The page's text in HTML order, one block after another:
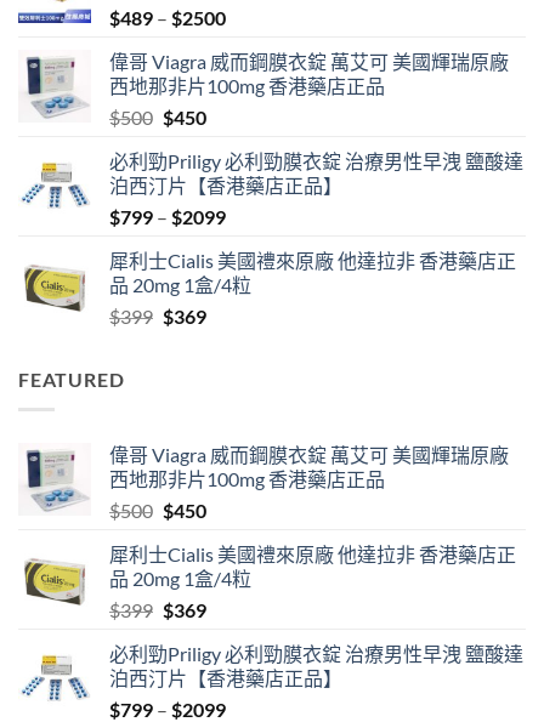
$489 – $2500Price
$489
through
偉哥 Viagra 威而鋼膜衣錠 萬艾可 美國輝瑞原廠
西地那非片100mg 香港藥店正品
$500 Original
was:
$500.
$450Current
is:
$450.
必利勁Priligy 必利勁膜衣錠 治療男性早洩 鹽酸達
泊西汀片【香港藥店正品】
$799 – $2099Price
$799
through
犀利士Cialis 美國禮來原廠 他達拉非 香港藥店正
品 20mg 1盒/4粒
$399 Original
$369Current
FEATURED
偉哥 Viagra 威而鋼膜衣錠 萬艾可 美國輝瑞原廠
西地那非片100mg 香港藥店正品
$500 Original
was:
$500.
$450Current
is:
$450.
犀利士Cialis 美國禮來原廠 他達拉非 香港藥店正
品 20mg 1盒/4粒
$399 Original
was:
$399.
$369Current
is:
$369.
必利勁Priligy 必利勁膜衣錠 治療男性早洩 鹽酸達
泊西汀片【香港藥店正品】
$799 – $2099Price